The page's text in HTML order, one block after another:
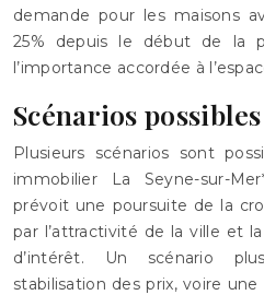
demande pour les maisons
25% depuis le début de la
l’importance accordée à
Scénarios possibles
Plusieurs scénarios sont
immobilier La Seyne-sur-
prévoit une poursuite de la
par l’attractivité de la ville et
d’intérêt. Un scénario
stabilisation des prix, voire